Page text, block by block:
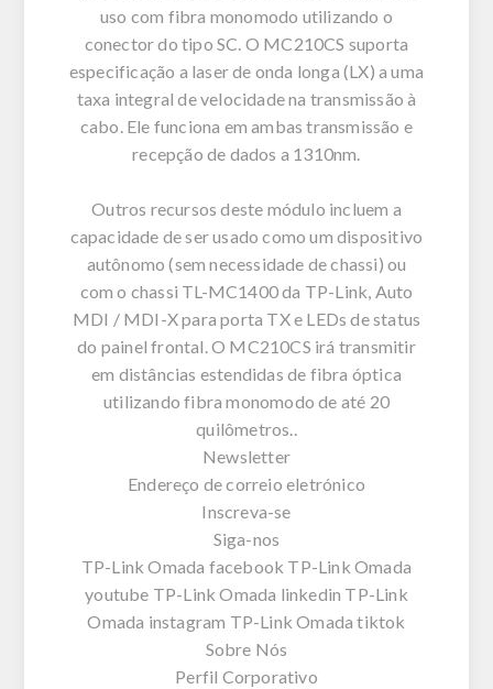
uso com fibra monomodo utilizando o
conector do tipo SC. O MC210CS suporta
especificação a laser de onda longa (LX) a uma
taxa integral de velocidade na transmissão à
cabo. Ele funciona em ambas transmissão e
recepção de dados a 1310nm.
Outros recursos deste módulo incluem a
capacidade de ser usado como um dispositivo
autônomo (sem necessidade de chassi) ou
com o chassi TL-MC1400 da TP-Link, Auto
MDI / MDI-X para porta TX e LEDs de status
do painel frontal. O MC210CS irá transmitir
em distâncias estendidas de fibra óptica
utilizando fibra monomodo de até 20
quilômetros..
Newsletter
Endereço de correio eletrónico
Inscreva-se
Siga-nos
TP-Link Omada facebook TP-Link Omada
youtube TP-Link Omada linkedin TP-Link
Omada instagram TP-Link Omada tiktok
Sobre Nós
Perfil Corporativo